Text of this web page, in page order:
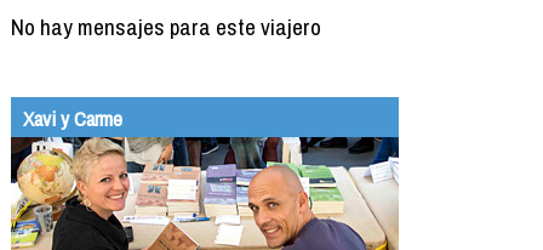
No hay mensajes para este viajero
Xavi y Carme